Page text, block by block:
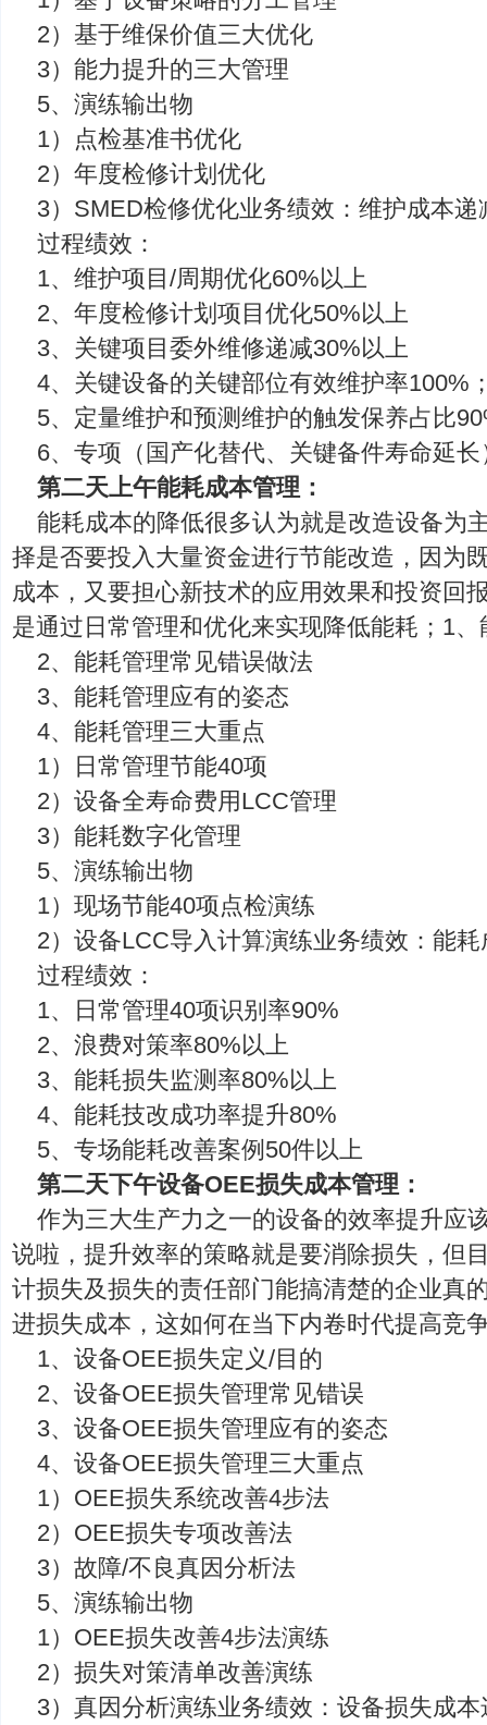
2）基于维保价值三大优化
3）能力提升的三大管理
5、演练输出物
1）点检基准书优化
2）年度检修计划优化
3）SMED检修优化业务绩效：维护成本递
过程绩效：
1、维护项目/周期优化60%以上
2、年度检修计划项目优化50%以上
3、关键项目委外维修递减30%以上
4、关键设备的关键部位有效维护率100%
5、定量维护和预测维护的触发保养占比
6、专项（国产化替代、关键备件寿命延
第二天上午能耗成本管理：
能耗成本的降低很多认为就是改造设备为
择是否要投入大量资金进行节能改造，因为
成本，又要担心新技术的应用效果和投资回
是通过日常管理和优化来实现降低能耗；1
2、能耗管理常见错误做法
3、能耗管理应有的姿态
4、能耗管理三大重点
1）日常管理节能40项
2）设备全寿命费用LCC管理
3）能耗数字化管理
5、演练输出物
1）现场节能40项点检演练
2）设备LCC导入计算演练业务绩效：能
过程绩效：
1、日常管理40项识别率90%
2、浪费对策率80%以上
3、能耗损失监测率80%以上
4、能耗技改成功率提升80%
5、专场能耗改善案例50件以上
第二天下午设备OEE损失成本管理：
作为三大生产力之一的设备的效率提升应
说啦，提升效率的策略就是要消除损失，但
计损失及损失的责任部门能搞清楚的企业真
进损失成本，这如何在当下内卷时代提高竞
1、设备OEE损失定义/目的
2、设备OEE损失管理常见错误
3、设备OEE损失管理应有的姿态
4、设备OEE损失管理三大重点
1）OEE损失系统改善4步法
2）OEE损失专项改善法
3）故障/不良真因分析法
5、演练输出物
1）OEE损失改善4步法演练
2）损失对策清单改善演练
3）真因分析演练业务绩效：设备损失成